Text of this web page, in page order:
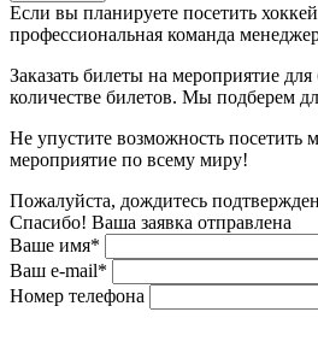
Если вы планируете посетить
профессиональная команда
Заказать билеты на мероприятие
количестве билетов. Мы подберем
Не упустите возможность посетить
мероприятие по всему миру!
Пожалуйста, дождитесь
Спасибо! Ваша заявка отправлена
Ваше имя*
Ваш e-mail*
Номер телефона